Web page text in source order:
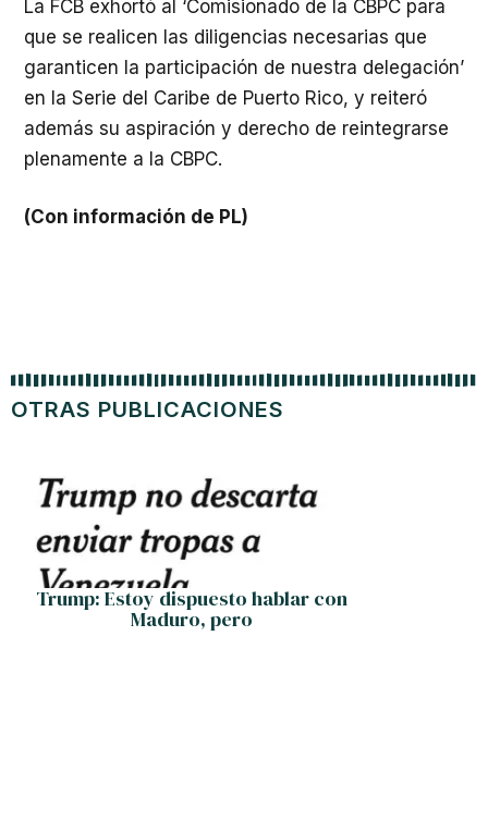
La FCB exhortó al ‘Comisionado de la CBPC para
que se realicen las diligencias necesarias que
garanticen la participación de nuestra delegación’
en la Serie del Caribe de Puerto Rico, y reiteró
además su aspiración y derecho de reintegrarse
plenamente a la CBPC.
(Con información de PL)
OTRAS PUBLICACIONES
Trump: Estoy dispuesto hablar con
Maduro, pero